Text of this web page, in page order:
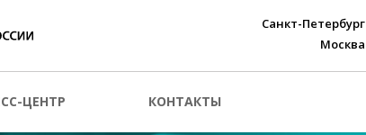
Санкт-Петербург
Москва
ЦЕНТР КОНТАКТЫ
о нас Медиатека